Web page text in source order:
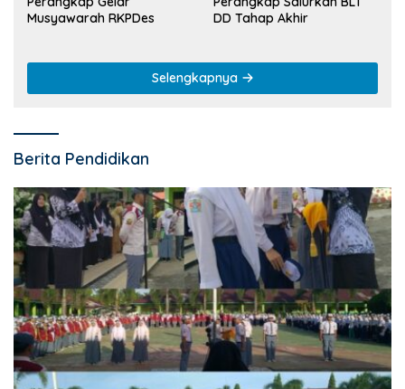
Musyawarah RKPDes
DD Tahap Akhir
Selengkapnya
Berita Pendidikan